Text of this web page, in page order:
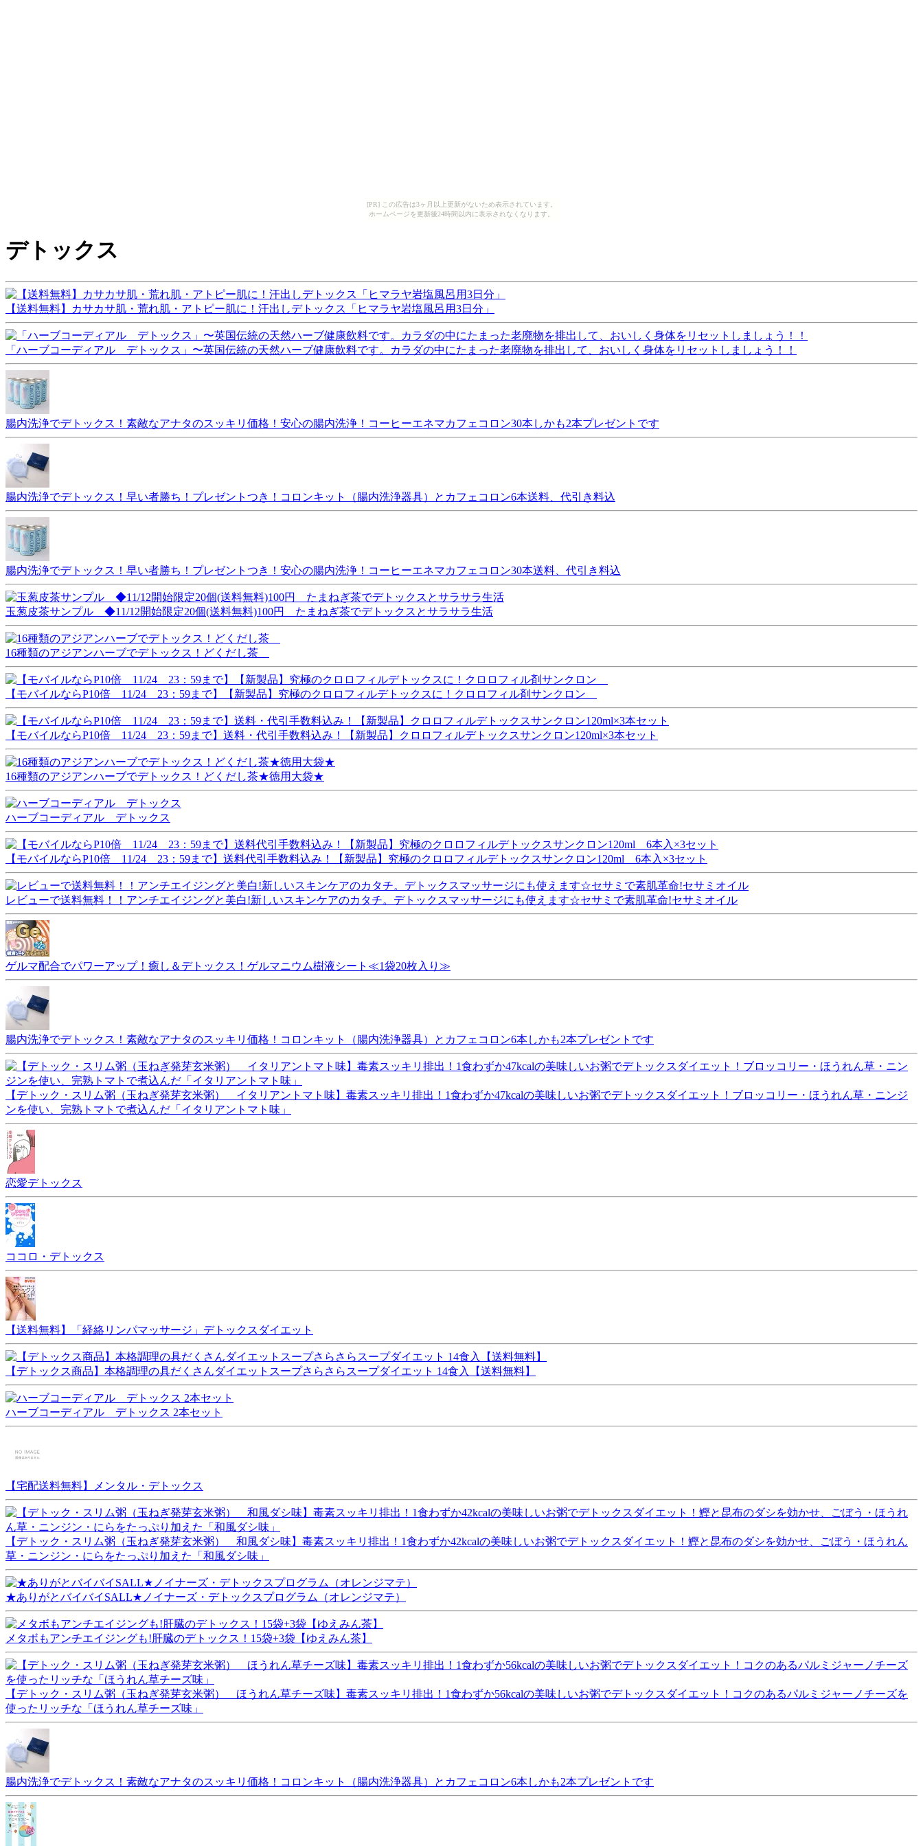
[PR] この広告は3ヶ月以上更新がないため表示されています。
ホームページを更新後24時間以内に表示されなくなります。
デトックス
【送料無料】カサカサ肌・荒れ肌・アトピー肌に！汗出しデトックス「ヒマラヤ岩塩風呂用3日分」
「ハーブコーディアル デトックス」〜英国伝統の天然ハーブ健康飲料です。カラダの中にたまった老廃物を排出して、おいしく身体をリセットしましょう！！
腸内洗浄でデトックス！素敵なアナタのスッキリ価格！安心の腸内洗浄！コーヒーエネマカフェコロン30本しかも2本プレゼントです
腸内洗浄でデトックス！早い者勝ち！プレゼントつき！コロンキット（腸内洗浄器具）とカフェコロン6本送料、代引き料込
腸内洗浄でデトックス！早い者勝ち！プレゼントつき！安心の腸内洗浄！コーヒーエネマカフェコロン30本送料、代引き料込
玉葱皮茶サンプル ◆11/12開始限定20個(送料無料)100円 たまねぎ茶でデトックスとサラサラ生活
16種類のアジアンハーブでデトックス！どくだし茶
【モバイルならP10倍 11/24 23：59まで】【新製品】究極のクロロフィルデトックスに！クロロフィル剤サンクロン
【モバイルならP10倍 11/24 23：59まで】送料・代引手数料込み！【新製品】クロロフィルデトックスサンクロン120ml×3本セット
16種類のアジアンハーブでデトックス！どくだし茶★徳用大袋★
ハーブコーディアル デトックス
【モバイルならP10倍 11/24 23：59まで】送料代引手数料込み！【新製品】究極のクロロフィルデトックスサンクロン120ml 6本入×3セット
レビューで送料無料！！アンチエイジングと美白!新しいスキンケアのカタチ。デトックスマッサージにも使えます☆セサミで素肌革命!セサミオイル
ゲルマ配合でパワーアップ！癒し＆デトックス！ゲルマニウム樹液シート≪1袋20枚入り≫
腸内洗浄でデトックス！素敵なアナタのスッキリ価格！コロンキット（腸内洗浄器具）とカフェコロン6本しかも2本プレゼントです
【デトック・スリム粥（玉ねぎ発芽玄米粥） イタリアントマト味】毒素スッキリ排出！1食わずか47kcalの美味しいお粥でデトックスダイエット！ブロッコリー・ほうれん草・ニンジ
ンを使い、完熟トマトで煮込んだ「イタリアントマト味」
恋愛デトックス
ココロ・デトックス
【送料無料】「経絡リンパマッサージ」デトックスダイエット
【デトックス商品】本格調理の具だくさんダイエットスープさらさらスープダイエット 14食入【送料無料】
ハーブコーディアル デトックス 2本セット
【宅配送料無料】メンタル・デトックス
【デトック・スリム粥（玉ねぎ発芽玄米粥） 和風ダシ味】毒素スッキリ排出！1食わずか42kcalの美味しいお粥でデトックスダイエット！鰹と昆布のダシを効かせ、ごぼう・ほうれん
草・ニンジン・にらをたっぷり加えた「和風ダシ味」
★ありがとバイバイSALL★ノイナーズ・デトックスプログラム（オレンジマテ）
メタボもアンチエイジングも!肝臓のデトックス！15袋+3袋【ゆえみん茶】
【デトック・スリム粥（玉ねぎ発芽玄米粥） ほうれん草チーズ味】毒素スッキリ排出！1食わずか56kcalの美味しいお粥でデトックスダイエット！コクのあるパルミジャーノチーズを
使ったリッチな「ほうれん草チーズ味」
腸内洗浄でデトックス！素敵なアナタのスッキリ価格！コロンキット（腸内洗浄器具）とカフェコロン6本しかも2本プレゼントです